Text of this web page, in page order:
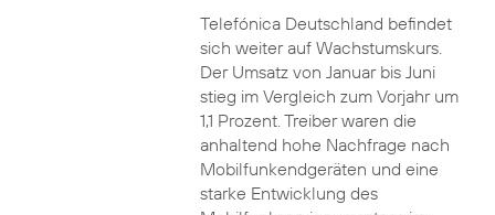
Telefónica Deutschland befindet
sich weiter auf Wachstumskurs.
Der Umsatz von Januar bis Juni
stieg im Vergleich zum Vorjahr um
1,1 Prozent. Treiber waren die
anhaltend hohe Nachfrage nach
Mobilfunkendgeräten und eine
starke Entwicklung des